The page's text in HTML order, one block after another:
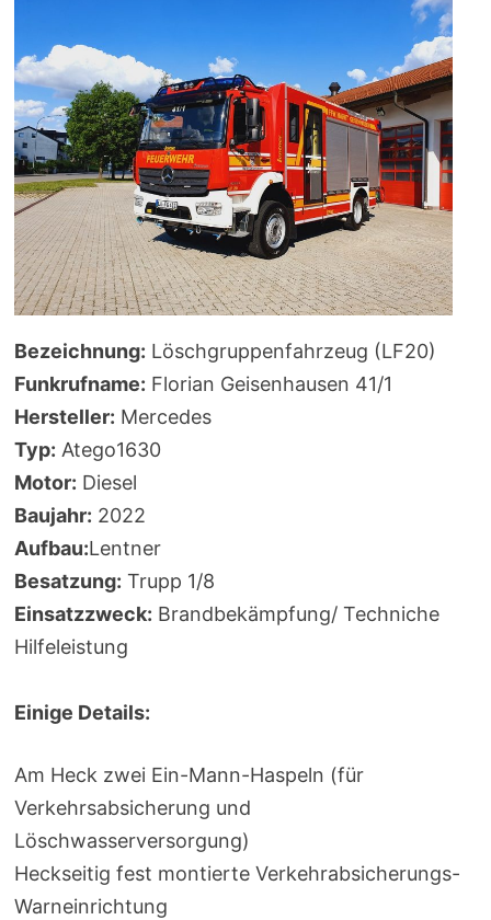
Bezeichnung: Löschgruppenfahrzeug (LF20)
Funkrufname: Florian Geisenhausen 41/1
Hersteller: Mercedes
Typ: Atego1630
Motor: Diesel
Baujahr: 2022
Aufbau:Lentner
Besatzung: Trupp 1/8
Einsatzzweck: Brandbekämpfung/ Techniche
Hilfeleistung
Einige Details:
Am Heck zwei Ein-Mann-Haspeln (für
Verkehrsabsicherung und
Löschwasserversorgung)
Heckseitig fest montierte Verkehrabsicherungs-
Warneinrichtung